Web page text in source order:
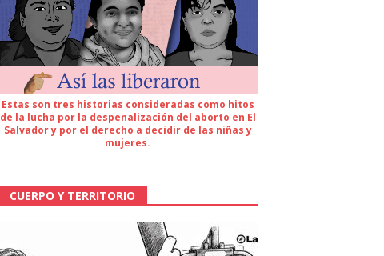
Estas son tres historias consideradas como hitos
de la lucha por la despenalización del aborto en El
Salvador y por el derecho a decidir de las niñas y
mujeres.
CUERPO Y TERRITORIO